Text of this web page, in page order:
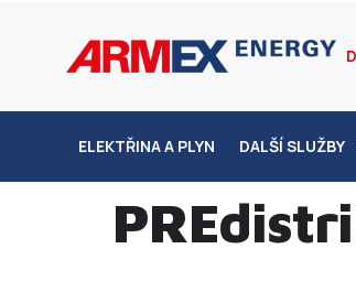
ELEKTŘINA A PLYN DALŠÍ SLUŽBY